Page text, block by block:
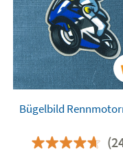
Bügelbild